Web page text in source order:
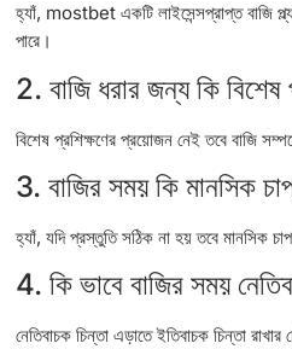
হ্যাঁ, mostbet একটি লাইসেন্সপ্রাপ্ত বাজি
পারে।
2. বাজি ধরার জন্য কি বিশেষ
বিশেষ প্রশিক্ষণের প্রয়োজন নেই তবে বাজি
3. বাজির সময় কি মানসিক
হ্যাঁ, যদি প্রস্তুতি সঠিক না হয় তবে মানসিক চাপ
4. কি ভাবে বাজির সময়
নেতিবাচক চিন্তা এড়াতে ইতিবাচক চিন্তা রাখার